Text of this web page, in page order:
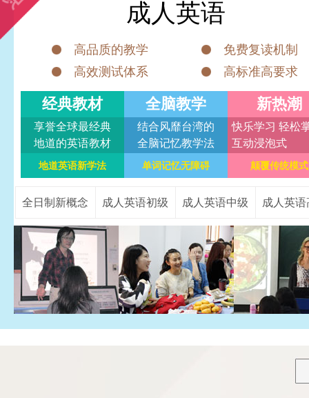
成人英语
高品质的教学
免费复读机制
高效测试体系
高标准高要求
经典教材
享誉全球最经典
地道的英语教材
地道英语新学法
全脑教学
结合风靡台湾的
全脑记忆教学法
单词记忆无障碍
新热潮
快乐学习 轻松
互动浸泡式
颠覆传统模式
全日制新概念 成人英语初级 成人英语中级 成人英